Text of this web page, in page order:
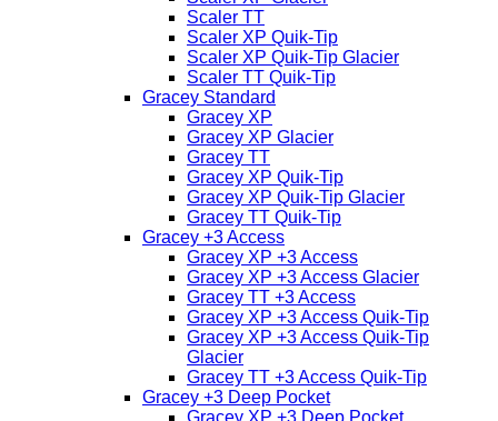
Scaler TT
Scaler XP Quik-Tip
Scaler XP Quik-Tip Glacier
Scaler TT Quik-Tip
Gracey Standard
Gracey XP
Gracey XP Glacier
Gracey TT
Gracey XP Quik-Tip
Gracey XP Quik-Tip Glacier
Gracey TT Quik-Tip
Gracey +3 Access
Gracey XP +3 Access
Gracey XP +3 Access Glacier
Gracey TT +3 Access
Gracey XP +3 Access Quik-Tip
Gracey XP +3 Access Quik-Tip
Glacier
Gracey TT +3 Access Quik-Tip
Gracey +3 Deep Pocket
Gracey XP +3 Deep Pocket